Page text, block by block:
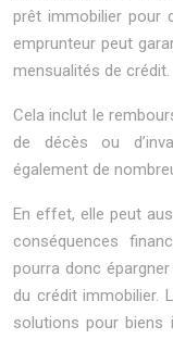
prêt immobilier pour
emprunteur peut
mensualités de crédit.
Cela inclut le
de décès ou
également de
En effet, elle peut
conséquences
pourra donc
du crédit immobilier.
solutions pour biens